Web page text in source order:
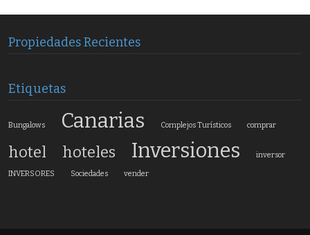
Propiedades Recientes
Etiquetas
Bungalows Canarias Complejos Turísticos comprar
hotel hoteles Inversiones inversor
INVERSORES Sociedades vender